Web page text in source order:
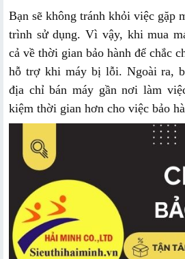
Bạn sẽ không tránh khỏi việc gặp
trình sử dụng. Vì vậy, khi mua
cả về thời gian bảo hành để chắc
hỗ trợ khi máy bị lỗi. Ngoài ra,
địa chỉ bán máy gần nơi làm
kiệm thời gian hơn cho việc bảo